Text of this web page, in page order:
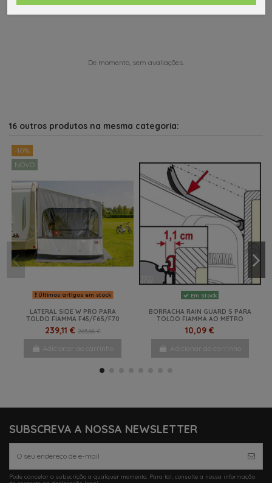
De momento, sem avaliações.
16 outros produtos na mesma categoria:
-10%
NOVO
Últimos artigos em stock
LATERAL SIDE W PRO PARA
TOLDO FIAMMA F45/F65/F70
239,11 € 265,68 €
Adicionar ao carrinho
Em Stock
BORRACHA RAIN GUARD S PARA
TOLDO FIAMMA AO METRO
10,09 €
Adicionar ao carrinho
SUBSCREVA A NOSSA NEWSLETTER
Pode cancelar a subscrição a qualquer momento. Para tal, consulte a nossa informação